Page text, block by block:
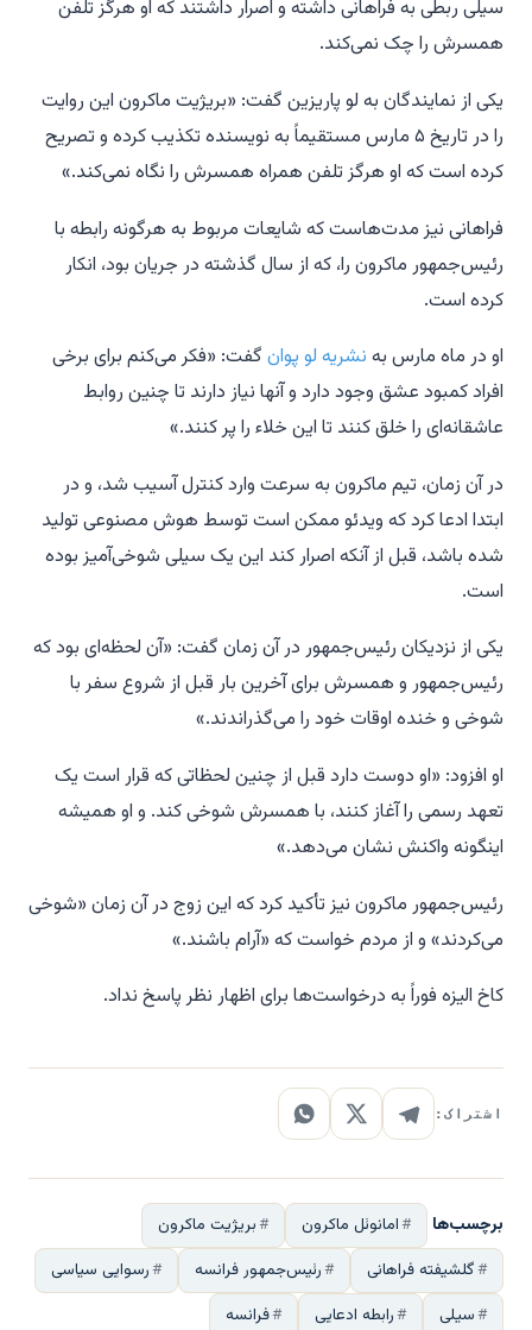
سیلی ربطی به فراهانی داشته و اصرار داشتند که او هرگز تلفن
همسرش را چک نمی‌کند.
یکی از نمایندگان به لو پاریزین گفت: «بریژیت ماکرون این روایت
را در تاریخ ۵ مارس مستقیماً به نویسنده تکذیب کرده و تصریح
کرده است که او هرگز تلفن همراه همسرش را نگاه نمی‌کند.»
فراهانی نیز مدت‌هاست که شایعات مربوط به هرگونه رابطه با
رئیس‌جمهور ماکرون را، که از سال گذشته در جریان بود، انکار
کرده است.
او در ماه مارس به نشریه لو پوان گفت: «فکر می‌کنم برای برخی
افراد کمبود عشق وجود دارد و آنها نیاز دارند تا چنین روابط
عاشقانه‌ای را خلق کنند تا این خلاء را پر کنند.»
در آن زمان، تیم ماکرون به سرعت وارد کنترل آسیب شد، و در
ابتدا ادعا کرد که ویدئو ممکن است توسط هوش مصنوعی تولید
شده باشد، قبل از آنکه اصرار کند این یک سیلی شوخی‌آمیز بوده
است.
یکی از نزدیکان رئیس‌جمهور در آن زمان گفت: «آن لحظه‌ای بود که
رئیس‌جمهور و همسرش برای آخرین بار قبل از شروع سفر با
شوخی و خنده اوقات خود را می‌گذراندند.»
او افزود: «او دوست دارد قبل از چنین لحظاتی که قرار است یک
تعهد رسمی را آغاز کنند، با همسرش شوخی کند. و او همیشه
اینگونه واکنش نشان می‌دهد.»
رئیس‌جمهور ماکرون نیز تأکید کرد که این زوج در آن زمان «شوخی
می‌کردند» و از مردم خواست که «آرام باشند.»
کاخ الیزه فوراً به درخواست‌ها برای اظهار نظر پاسخ نداد.
اشتراک:
برچسب‌ها امانوئل ماکرون
بریژیت ماکرون
گلشیفته فراهانی
رئیس‌جمهور فرانسه
رسوایی سیاسی
سیلی
رابطه ادعایی فرانسه